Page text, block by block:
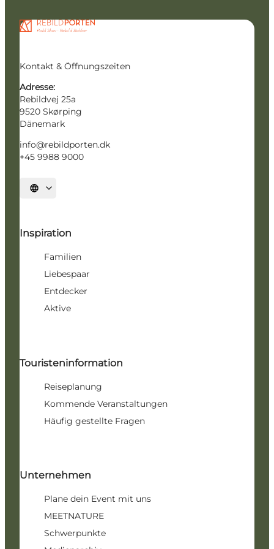
Kontakt & Öffnungszeiten
Adresse:
Rebildvej 25a
9520 Skørping
Dänemark
info@rebildporten.dk
+45 9988 9000
Sprache auswählen
Inspiration
Familien
Liebespaar
Entdecker
Aktive
Touristeninformation
Reiseplanung
Kommende Veranstaltungen
Häufig gestellte Fragen
Unternehmen
Plane dein Event mit uns
MEETNATURE
Schwerpunkte